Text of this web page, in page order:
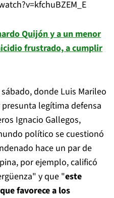
Quijón y a un menor
frustrado, a cumplir
donde Luis Marileo
legítima defensa
Ignacio Gallegos,
político se cuestionó
hace un par de
por ejemplo, calificó
y que "este
favorece a los